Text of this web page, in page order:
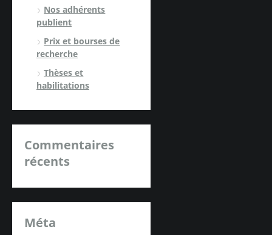
Nos adhérents
publient
Prix et bourses de
recherche
Thèses et
habilitations
Commentaires
récents
Méta